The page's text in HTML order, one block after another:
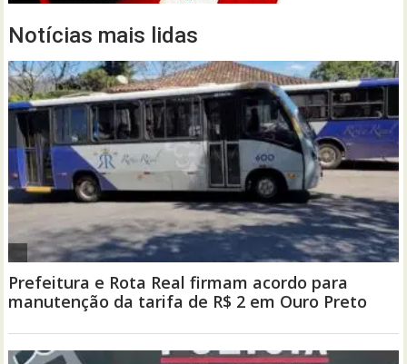
Notícias mais lidas